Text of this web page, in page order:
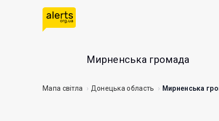
Мирненська громада
Мапа світла Донецька область Мирненська